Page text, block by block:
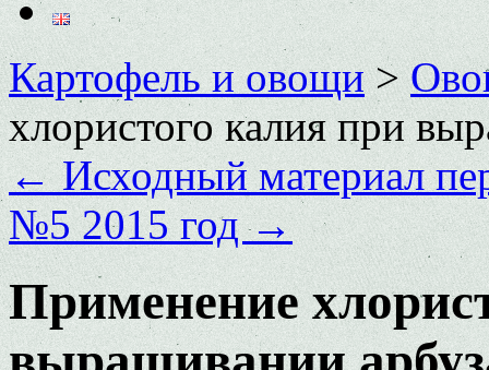
Картофель и овощи>
хлористого калия при
←Исходный материал
№5 2015 год→
Применение